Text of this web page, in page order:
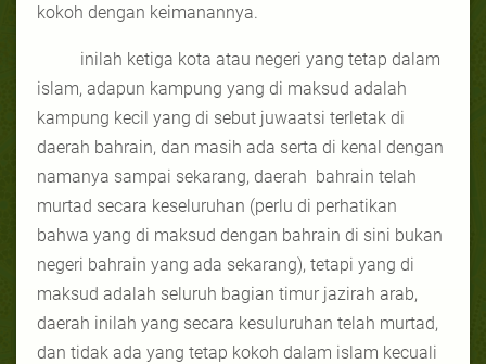
kokoh dengan keimanannya.
inilah ketiga kota atau negeri yang tetap dalam
islam, adapun kampung yang di maksud adalah
kampung kecil yang di sebut juwaatsi terletak di
daerah bahrain, dan masih ada serta di kenal dengan
namanya sampai sekarang, daerah bahrain telah
murtad secara keseluruhan (perlu di perhatikan
bahwa yang di maksud dengan bahrain di sini bukan
negeri bahrain yang ada sekarang), tetapi yang di
maksud adalah seluruh bagian timur jazirah arab,
daerah inilah yang secara kesuluruhan telah murtad,
dan tidak ada yang tetap kokoh dalam islam kecuali